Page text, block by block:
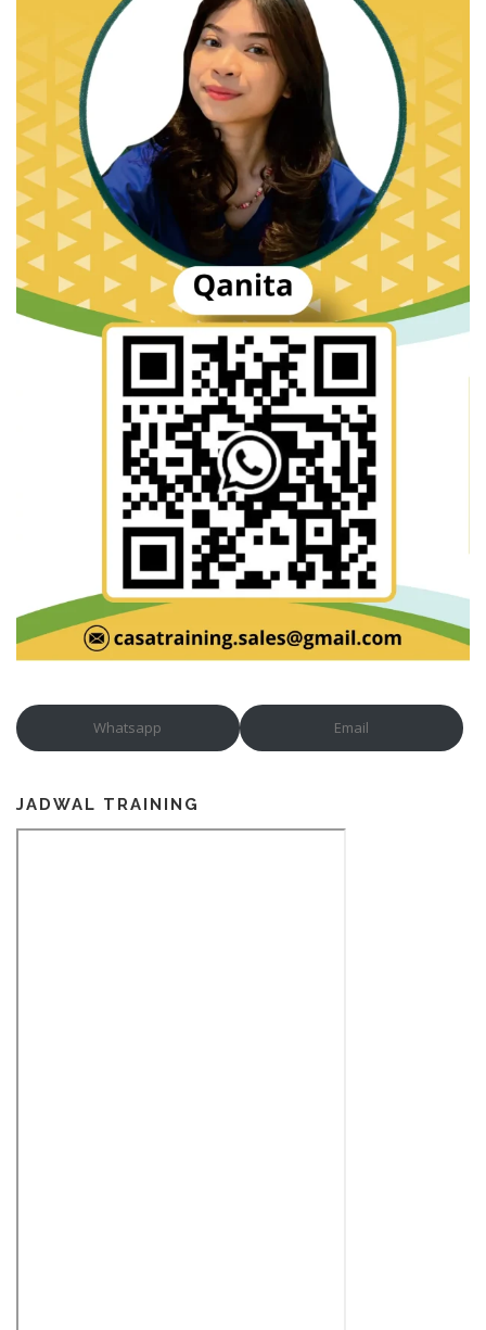
Whatsapp Email
JADWAL TRAINING